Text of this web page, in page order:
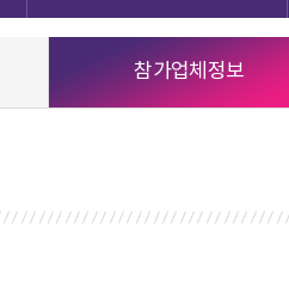
전시장 배치도
참가업체정보